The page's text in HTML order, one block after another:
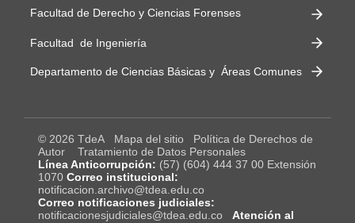
Facultad de Derecho y Ciencias Forenses
Facultad de Ingeniería
Departamento de Ciencias Básicas y Áreas Comunes
© 2026 TdeA Mapa del sitio
Política de Derechos de
Autor
Tratamiento de Datos Personales
Línea Anticorrupción: (57) (604) 444 37 00 Extensión
1070 Correo institucional:
notificacion.archivo@tdea.edu.co
Correo notificaciones judiciales:
notificacionesjudiciales@tdea.edu.co
Atención al